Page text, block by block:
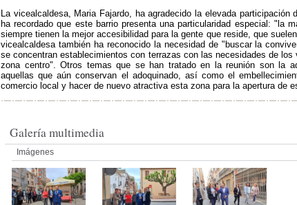
La vicealcaldesa, Maria Fajardo, ha agradecido la elevada
ha recordado que este barrio presenta una particularidad especial: "la
siempre tienen la mejor accesibilidad para la gente que reside, que
vicealcaldesa también ha reconocido la necesidad de "buscar la
se concentran establecimientos con terrazas con las necesidades de
zona centro". Otros temas que se han tratado en la reunión son la
aquellas que aún conservan el adoquinado, así como el
comercio local y hacer de nuevo atractiva esta zona para la apertura de
Galería multimedia
Imágenes